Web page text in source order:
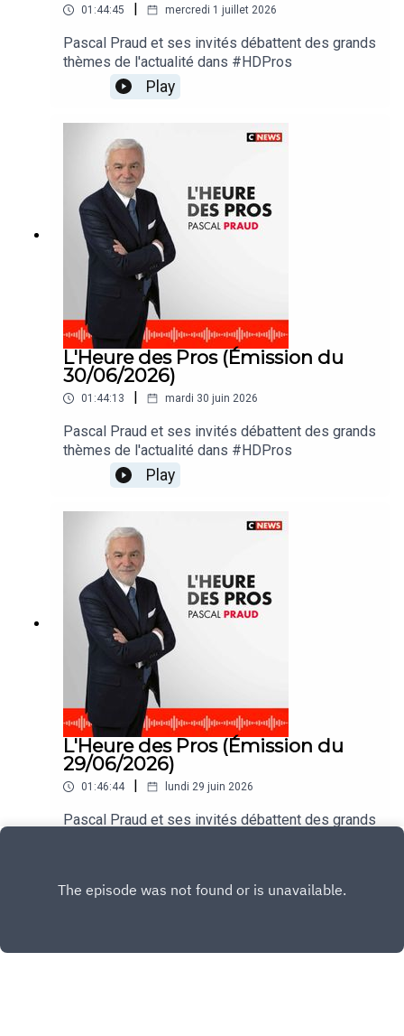
01:44:45 mercredi 1 juillet 2026
Pascal Praud et ses invités débattent des grands
thèmes de l'actualité dans #HDPros
Play
L'Heure des Pros (Émission du
30/06/2026)
01:44:13 mardi 30 juin 2026
Pascal Praud et ses invités débattent des grands
thèmes de l'actualité dans #HDPros
Play
L'Heure des Pros (Émission du
29/06/2026)
01:46:44 lundi 29 juin 2026
Pascal Praud et ses invités débattent des grands